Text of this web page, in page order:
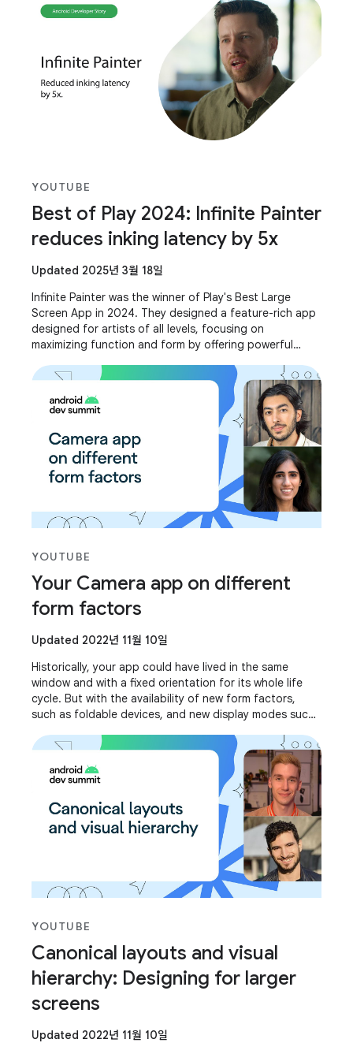
YOUTUBE
Best of Play 2024: Infinite Painter
reduces inking latency by 5x
Updated 2025년 3월 18일
Infinite Painter was the winner of Play's Best Large
Screen App in 2024. They designed a feature-rich app
designed for artists of all levels, focusing on
maximizing function and form by offering powerful
YOUTUBE
Your Camera app on different
form factors
Updated 2022년 11월 10일
Historically, your app could have lived in the same
window and with a fixed orientation for its whole life
cycle. But with the availability of new form factors,
such as foldable devices, and new display modes such
YOUTUBE
Canonical layouts and visual
hierarchy: Designing for larger
screens
Updated 2022년 11월 10일